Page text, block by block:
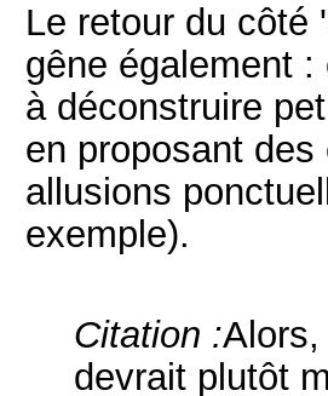
Le retour du côté
gêne également
à déconstruire
en proposant
allusions
exemple).
Citation :
devrait plutôt